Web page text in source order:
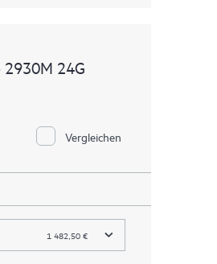
24G
Vergleichen
1 482,50 €